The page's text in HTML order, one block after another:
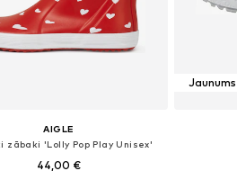
AIGLE
zābaki 'Lolly Pop Play Unisex'
44,00 €
Jaunums